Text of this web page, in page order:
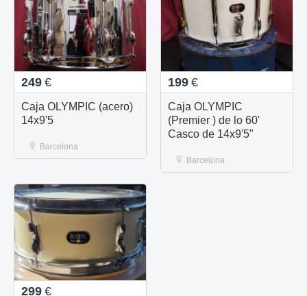
249 €
Caja OLYMPIC (acero)
14x9'5
Barcelona
199 €
Caja OLYMPIC
(Premier ) de lo 60'
Casco de 14x9'5"
Barcelona
299 €